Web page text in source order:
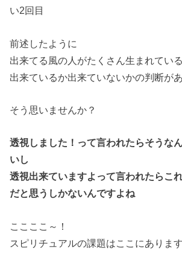
い2回目
前述したように
出来てる風の人がたくさん生まれてい
出来ているか出来ていないかの判断が
そう思いませんか？
透視しました！って言われたらそうな
いし
透視出来ていますよって言われたらこ
だと思うしかないんですよね
ここここ～！
スピリチュアルの課題はここにありま